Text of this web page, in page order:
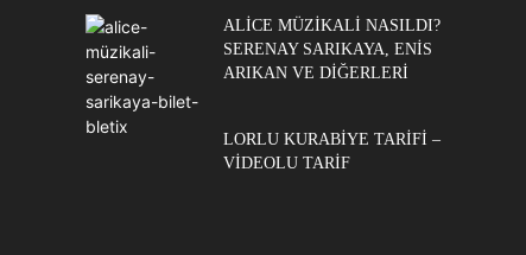
ALICE MÜZIKALI NASILDI?
SERENAY SARIKAYA, ENIS
ARIKAN VE DIĞERLERI
LORLU KURABIYE TARIFI –
VIDEOLU TARIF